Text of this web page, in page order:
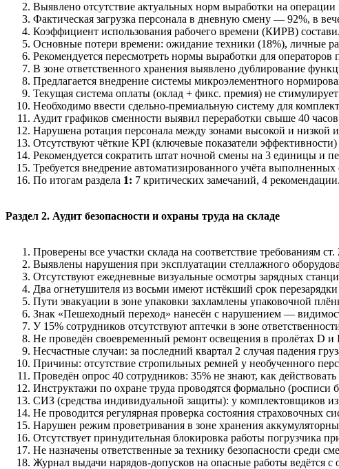
Выявлено отсутствие актуальных норм выработки на
Фактическая загрузка персонала в дневную смену — 92%, в
Коэффициент использования рабочего времени (КИРВ)
Основные потери времени: ожидание техники (18%), личные
Рекомендуется пересмотреть нормы выработки для операторов
В зоне ответственного хранения выявлено дублирование
Предлагается внедрение системы микроэлементного
Текущая система оплаты (оклад + фикс. премия) не
Необходимо ввести сдельно-премиальную систему для
Аудит графиков сменности выявил переработки свыше 40
Нарушена ротация персонала между зонами высокой и низкой
Отсутствуют чёткие KPI (ключевые показатели
Рекомендуется сократить штат ночной смены на 3 единицы и
Требуется внедрение автоматизированного учёта
По итогам раздела 1: 7 критических замечаний, 4 рекомендации.
Раздел 2. Аудит безопасности и охраны труда на складе
Проверены все участки склада на соответствие требованиям
Выявлены нарушения при эксплуатации стеллажного
Отсутствуют ежедневные визуальные осмотры зарядных
Два огнетушителя из восьми имеют истёкший срок
Пути эвакуации в зоне упаковки захламлены упаковочной
Знак «Пешеходный переход» нанесён с нарушением —
У 15% сотрудников отсутствуют аптечки в зоне
Не проведён своевременный ремонт освещения в пролётах D
Несчастные случаи: за последний квартал 2 случая падения
Причины: отсутствие стропильных ремней у необученного
Проведён опрос 40 сотрудников: 35% не знают, как
Инструктажи по охране труда проводятся формально (росписи
СИЗ (средства индивидуальной защиты): у комплектовщиков
Не проводится регулярная проверка состояния страховочных
Нарушен режим проветривания в зоне хранения
Отсутствует принудительная блокировка работы погрузчика
Не назначены ответственные за технику безопасности среди
Журнал выдачи нарядов-допусков на опасные работы ведётся